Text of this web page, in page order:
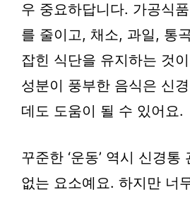
우 중요하답니다. 가공식
를 줄이고, 채소, 과일, 통
잡힌 식단을 유지하는 것
성분이 풍부한 음식은 신
데도 도움이 될 수 있어요.
꾸준한 ‘운동’ 역시 신경
없는 요소예요. 하지만 너